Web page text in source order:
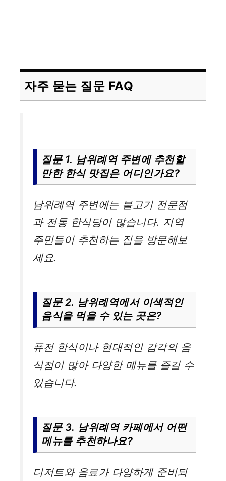
자주 묻는 질문 FAQ
질문 1. 남위례역 주변에 추천할
만한 한식 맛집은 어디인가요?
남위례역 주변에는 불고기 전문점
과 전통 한식당이 많습니다. 지역
주민들이 추천하는 집을 방문해보
세요.
질문 2. 남위례역에서 이색적인
음식을 먹을 수 있는 곳은?
퓨전 한식이나 현대적인 감각의 음
식점이 많아 다양한 메뉴를 즐길 수
있습니다.
질문 3. 남위례역 카페에서 어떤
메뉴를 추천하나요?
디저트와 음료가 다양하게 준비되